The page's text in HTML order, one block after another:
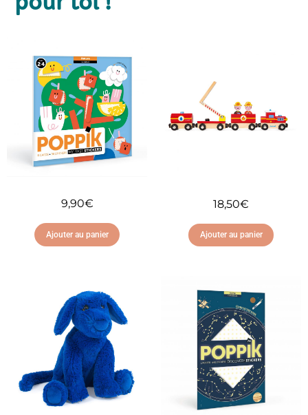
9,90€
Ajouter au panier
Ajouter à ma liste
d'envies
18,50€
Ajouter au panier
Ajouter à ma liste
d'envies